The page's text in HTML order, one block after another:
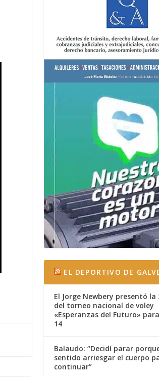
EL DEPORTIVO DE
El Jorge Newbery presentó la
del torneo nacional de voley
«Esperanzas del Futuro»
14
Balaudo: “Decidí parar
sentido arriesgar el cuerpo
continuar”